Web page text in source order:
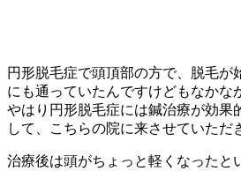
円形脱毛症で頭頂部の方で、脱毛が
にも通っていたんですけどもなかな
やはり円形脱毛症には鍼治療が効果
して、こちらの院に来させていただ
治療後は頭がちょっと軽くなったと